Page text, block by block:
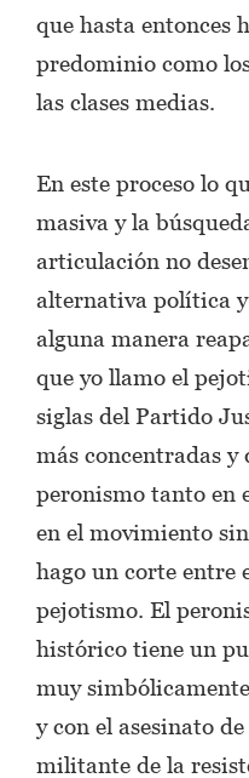
que hasta entonces
predominio como
las clases medias.
En este proceso lo
masiva y la
articulación no
alternativa política
alguna manera
que yo llamo el
siglas del Partido
más concentradas y
peronismo tanto en
en el movimiento
hago un corte entre
pejotismo. El
histórico tiene un
muy
y con el asesinato
militante de la